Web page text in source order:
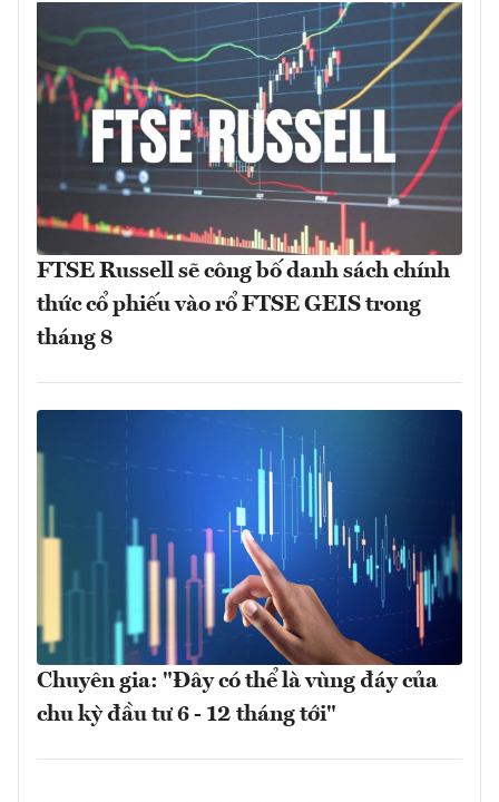
FTSE Russell sẽ công bố danh sách chính
thức cổ phiếu vào rổ FTSE GEIS trong
tháng 8
Chuyên gia: "Đây có thể là vùng đáy của
chu kỳ đầu tư 6 - 12 tháng tới"